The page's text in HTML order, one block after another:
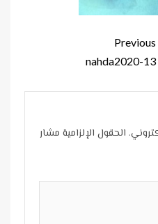
Previous
nahda2020-13
الحقول الإلزامية مشار